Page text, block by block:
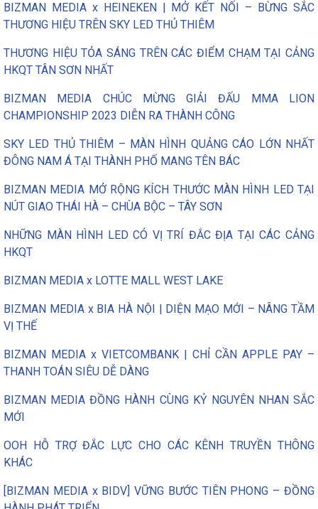
BIZMAN MEDIA x HEINEKEN | MỞ KẾT NỐI – BỪNG SẮC
THƯƠNG HIỆU TRÊN SKY LED THỦ THIÊM
THƯƠNG HIỆU TỎA SÁNG TRÊN CÁC ĐIỂM CHẠM TẠI CẢNG
HKQT TÂN SƠN NHẤT
BIZMAN MEDIA CHÚC MỪNG GIẢI ĐẤU MMA LION
CHAMPIONSHIP 2023 DIỄN RA THÀNH CÔNG
SKY LED THỦ THIÊM – MÀN HÌNH QUẢNG CÁO LỚN NHẤT
ĐÔNG NAM Á TẠI THÀNH PHỐ MANG TÊN BÁC
BIZMAN MEDIA MỞ RỘNG KÍCH THƯỚC MÀN HÌNH LED TẠI
NÚT GIAO THÁI HÀ – CHÙA BỘC – TÂY SƠN
NHỮNG MÀN HÌNH LED CÓ VỊ TRÍ ĐẮC ĐỊA TẠI CÁC CẢNG
HKQT
BIZMAN MEDIA x LOTTE MALL WEST LAKE
BIZMAN MEDIA x BIA HÀ NỘI | DIỆN MẠO MỚI – NÂNG TẦM
VỊ THẾ
BIZMAN MEDIA x VIETCOMBANK | CHỈ CẦN APPLE PAY –
THANH TOÁN SIÊU DỄ DÀNG
BIZMAN MEDIA ĐỒNG HÀNH CÙNG KỶ NGUYÊN NHAN SẮC
MỚI
OOH HỖ TRỢ ĐẮC LỰC CHO CÁC KÊNH TRUYỀN THÔNG
KHÁC
[BIZMAN MEDIA x BIDV] VỮNG BƯỚC TIÊN PHONG – ĐỒNG